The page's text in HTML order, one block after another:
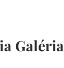
Galéria